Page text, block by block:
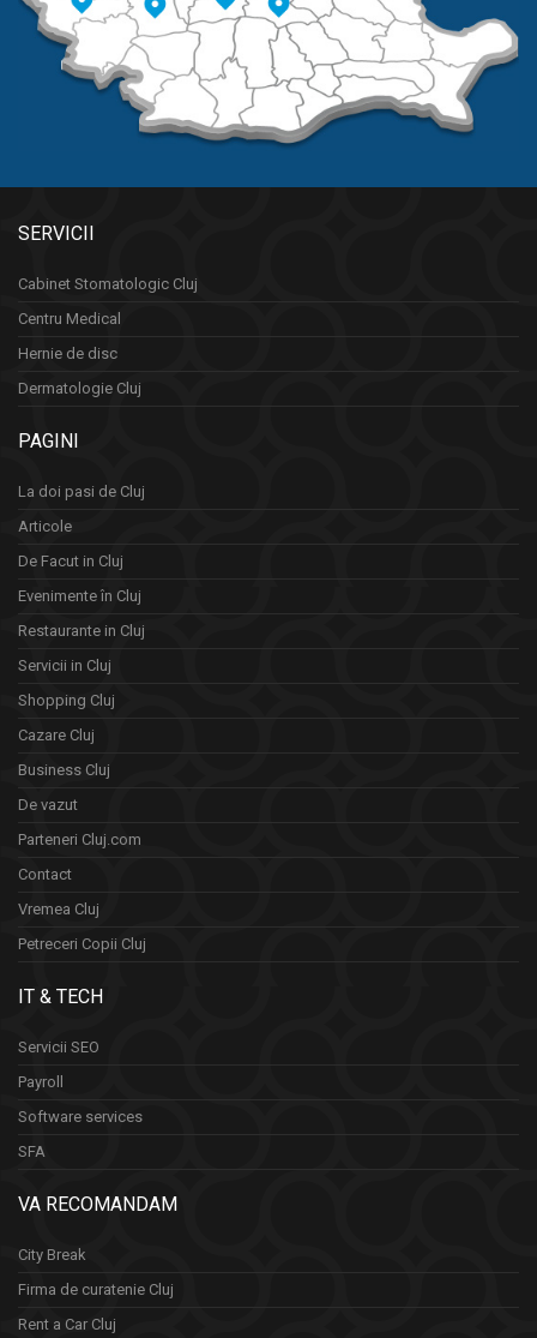
SERVICII
Cabinet Stomatologic Cluj
Centru Medical
Hernie de disc
Dermatologie Cluj
PAGINI
La doi pasi de Cluj
Articole
De Facut in Cluj
Evenimente în Cluj
Restaurante in Cluj
Servicii in Cluj
Shopping Cluj
Cazare Cluj
Business Cluj
De vazut
Parteneri Cluj.com
Contact
Vremea Cluj
Petreceri Copii Cluj
IT & TECH
Servicii SEO
Payroll
Software services
SFA
VA RECOMANDAM
City Break
Firma de curatenie Cluj
Rent a Car Cluj